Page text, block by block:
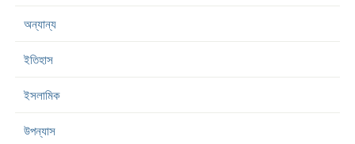
অন্যান্য
ইতিহাস
ইসলামিক
উপন্যাস